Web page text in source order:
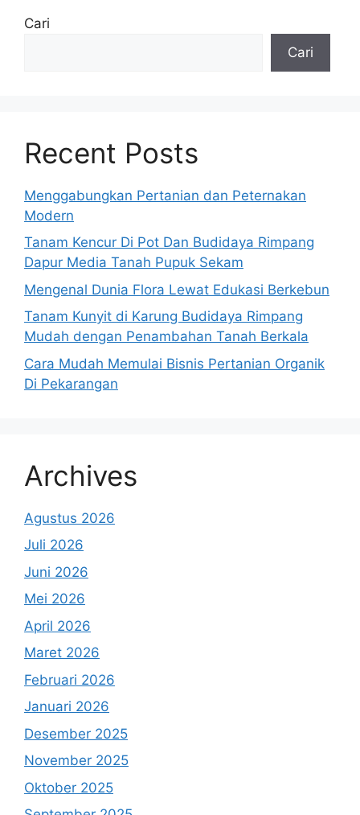
Cari
Cari
Recent Posts
Menggabungkan Pertanian dan Peternakan
Modern
Tanam Kencur Di Pot Dan Budidaya Rimpang
Dapur Media Tanah Pupuk Sekam
Mengenal Dunia Flora Lewat Edukasi Berkebun
Tanam Kunyit di Karung Budidaya Rimpang
Mudah dengan Penambahan Tanah Berkala
Cara Mudah Memulai Bisnis Pertanian Organik
Di Pekarangan
Archives
Agustus 2026
Juli 2026
Juni 2026
Mei 2026
April 2026
Maret 2026
Februari 2026
Januari 2026
Desember 2025
November 2025
Oktober 2025